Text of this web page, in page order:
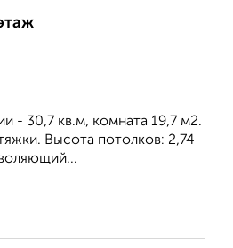
- 30,7 кв.м, комната 19,7 м2.
Высота потолков: 2,74